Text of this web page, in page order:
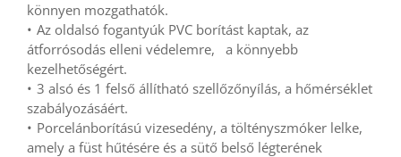
könnyen mozgathatók.
Az oldalsó fogantyúk PVC borítást kaptak, az
átforrósodás elleni védelemre,   a könnyebb
kezelhetőségért.
3 alsó és 1 felső állítható szellőzőnyílás, a hőmérséklet
szabályozásáért.
Porcelánborítású vizesedény, a töltényszmóker lelke,
amely a füst hűtésére és a sütő belső légterének